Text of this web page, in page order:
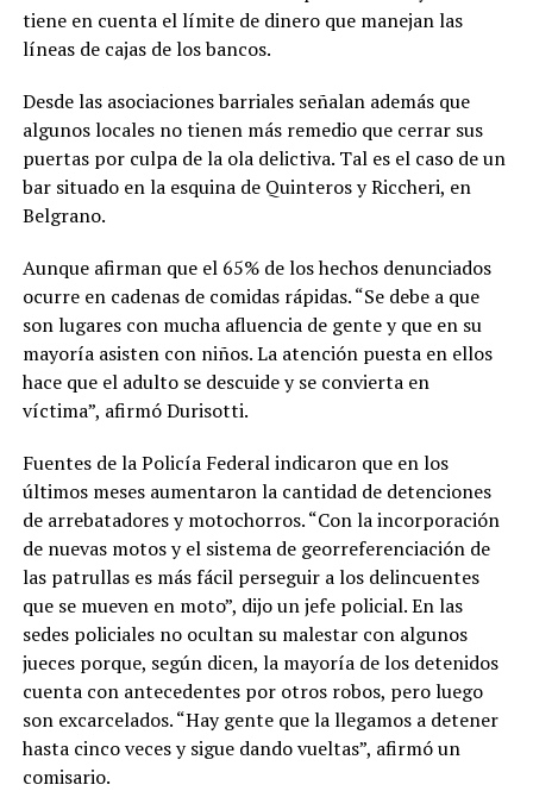
tiene en cuenta el límite de dinero que manejan las
líneas de cajas de los bancos.
Desde las asociaciones barriales señalan además que
algunos locales no tienen más remedio que cerrar sus
puertas por culpa de la ola delictiva. Tal es el caso de un
bar situado en la esquina de Quinteros y Riccheri, en
Belgrano.
Aunque afirman que el 65% de los hechos denunciados
ocurre en cadenas de comidas rápidas. “Se debe a que
son lugares con mucha afluencia de gente y que en su
mayoría asisten con niños. La atención puesta en ellos
hace que el adulto se descuide y se convierta en
víctima”, afirmó Durisotti.
Fuentes de la Policía Federal indicaron que en los
últimos meses aumentaron la cantidad de detenciones
de arrebatadores y motochorros. “Con la incorporación
de nuevas motos y el sistema de georreferenciación de
las patrullas es más fácil perseguir a los delincuentes
que se mueven en moto”, dijo un jefe policial. En las
sedes policiales no ocultan su malestar con algunos
jueces porque, según dicen, la mayoría de los detenidos
cuenta con antecedentes por otros robos, pero luego
son excarcelados. “Hay gente que la llegamos a detener
hasta cinco veces y sigue dando vueltas”, afirmó un
comisario.